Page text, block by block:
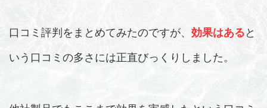
口コミ評判をまとめてみたのですが、 効果はあると
いう口コミの多さには正直びっくりしました。